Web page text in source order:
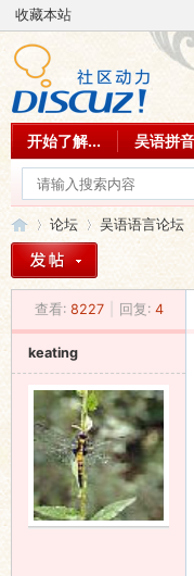
收藏本站
开始了解... 吴语拼音
»
论坛
›
吴语语言论坛
查看: 8227 回复: 4
keating